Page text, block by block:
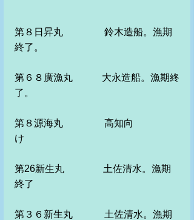
第８日昇丸　　　　 鈴木造船。漁期
終了。
第６８廣漁丸　　　大永造船。漁期終
了。
第８源海丸　　　 　高知向
け
第26新生丸　　　　土佐清水。漁期
終了
第３６新生丸　　　 土佐清水。漁期